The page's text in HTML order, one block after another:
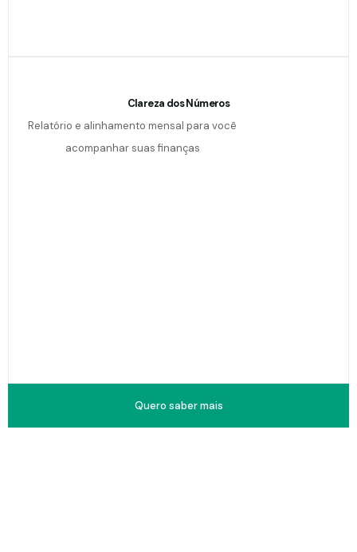
Clareza dos Números
Relatório e alinhamento mensal para você
acompanhar suas finanças
Quero saber mais